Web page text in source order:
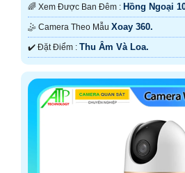
🌈 Xem Được Ban Đêm : Hồng Ngoại
IR. 🤹 Camera Theo Mẫu Xoay 360.
️✔️ Đặt Điểm : Thu Âm Và Loa.